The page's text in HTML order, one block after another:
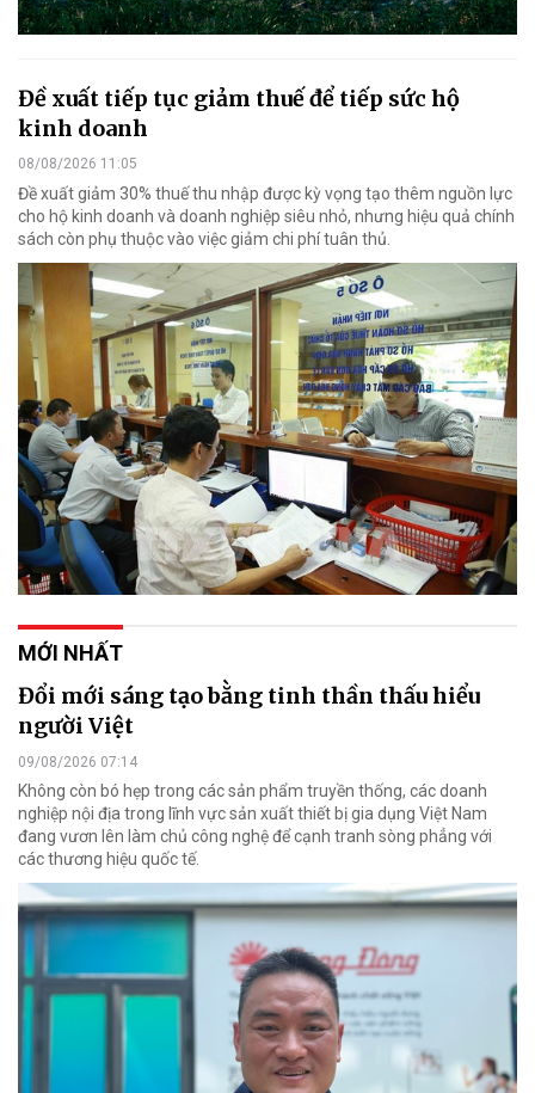
Đề xuất tiếp tục giảm thuế để tiếp sức hộ
kinh doanh
08/08/2026 11:05
Đề xuất giảm 30% thuế thu nhập được kỳ vọng tạo thêm nguồn lực
cho hộ kinh doanh và doanh nghiệp siêu nhỏ, nhưng hiệu quả chính
sách còn phụ thuộc vào việc giảm chi phí tuân thủ.
MỚI NHẤT
Đổi mới sáng tạo bằng tinh thần thấu hiểu
người Việt
09/08/2026 07:14
Không còn bó hẹp trong các sản phẩm truyền thống, các doanh
nghiệp nội địa trong lĩnh vực sản xuất thiết bị gia dụng Việt Nam
đang vươn lên làm chủ công nghệ để cạnh tranh sòng phẳng với
các thương hiệu quốc tế.